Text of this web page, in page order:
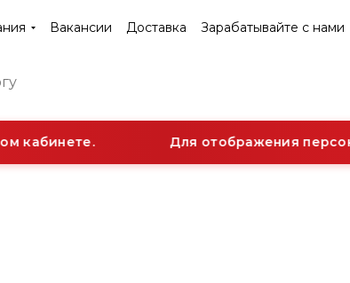
Вакансии Доставка Зарабатывайте с нами
кабинете. Для отображения